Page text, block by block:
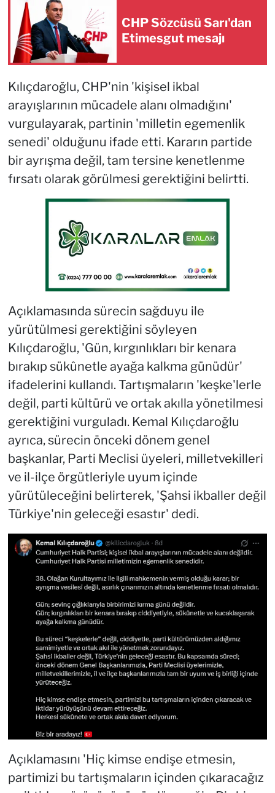
CHP Sözcüsü Sarı'dan
Etimesgut mesajı
Kılıçdaroğlu, CHP'nin 'kişisel ikbal
arayışlarının mücadele alanı olmadığını'
vurgulayarak, partinin 'milletin egemenlik
senedi' olduğunu ifade etti. Kararın partide
bir ayrışma değil, tam tersine kenetlenme
fırsatı olarak görülmesi gerektiğini belirtti.
Açıklamasında sürecin sağduyu ile
yürütülmesi gerektiğini söyleyen
Kılıçdaroğlu, 'Gün, kırgınlıkları bir kenara
bırakıp sükûnetle ayağa kalkma günüdür'
ifadelerini kullandı. Tartışmaların 'keşke'lerle
değil, parti kültürü ve ortak akılla yönetilmesi
gerektiğini vurguladı. Kemal Kılıçdaroğlu
ayrıca, sürecin önceki dönem genel
başkanlar, Parti Meclisi üyeleri, milletvekilleri
ve il-ilçe örgütleriyle uyum içinde
yürütüleceğini belirterek, 'Şahsi ikballer değil
Türkiye'nin geleceği esastır' dedi.
Açıklamasını 'Hiç kimse endişe etmesin,
partimizi bu tartışmaların içinden çıkaracağız